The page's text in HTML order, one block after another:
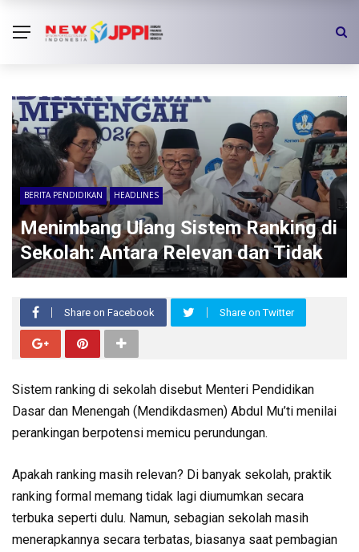
BERITA PENDIDIKAN HEADLINES
Menimbang Ulang Sistem Ranking di
Sekolah: Antara Relevan dan Tidak
Share on Facebook Share on Twitter
Sistem ranking di sekolah disebut Menteri Pendidikan
Dasar dan Menengah (Mendikdasmen) Abdul Mu’ti menilai
perankingan berpotensi memicu perundungan.
Apakah ranking masih relevan? Di banyak sekolah, praktik
ranking formal memang tidak lagi diumumkan secara
terbuka seperti dulu. Namun, sebagian sekolah masih
menerapkannya secara terbatas, biasanya saat pembagian